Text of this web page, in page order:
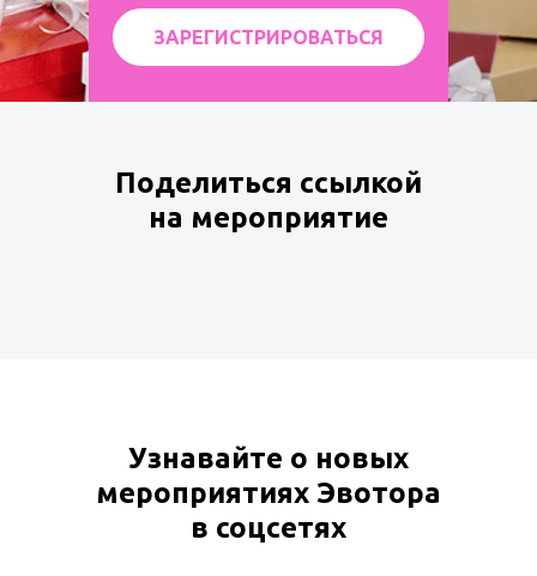
ЗАРЕГИСТРИРОВАТЬСЯ
Поделиться ссылкой
на мероприятие
Узнавайте о новых
мероприятиях Эвотора
в соцсетях